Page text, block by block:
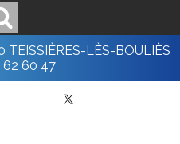
LÈS-BOULIÈS
62 60 47